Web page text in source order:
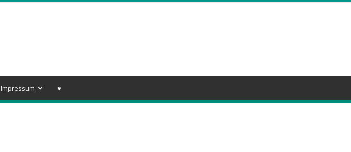
Impressum ♥️